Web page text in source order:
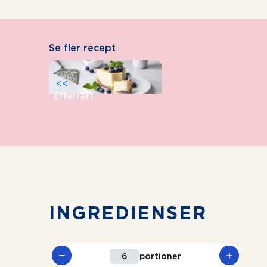
Se fler recept
Efterrätt
<<
INGREDIENSER
portioner